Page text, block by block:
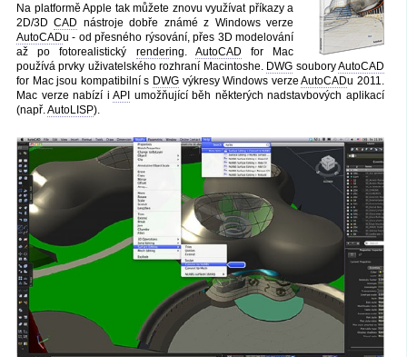
Na platformě Apple tak můžete znovu využívat příkazy a
2D/3DCAD nástroje dobře známé z Windows verze
AutoCADu - od přesného rýsování, přes 3D modelování
až po fotorealistický rendering. AutoCAD for Mac
používá prvky uživatelského rozhraní Macintoshe. DWG souboryAutoCAD
for Mac jsou kompatibilní s DWG výkresy Windows verzeAutoCADu 2011.
Mac verze nabízí iAPI umožňující běh některých nadstavbových aplikací
(např.AutoLISP).